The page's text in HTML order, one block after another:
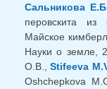
Сальникова
перовскита из
Майское
Науки о земле,
O.B.,Stifeeva
Oshchepkova